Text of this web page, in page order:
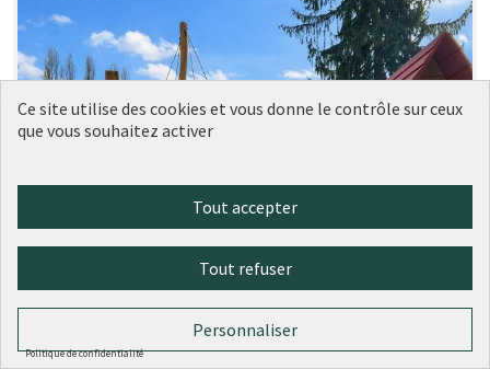
Ce site utilise des cookies et vous donne le contrôle sur ceux
que vous souhaitez activer
Tout accepter
Tout refuser
Personnaliser
Politique de confidentialité